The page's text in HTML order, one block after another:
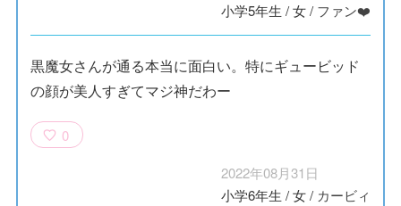
小学5年生 /女/ ファン❤️
黒魔女さんが通る本当に面白い。特にギュービッド
の顔が美人すぎてマジ神だわー
0
2022年08月31日
小学6年生 /女/ カービィ